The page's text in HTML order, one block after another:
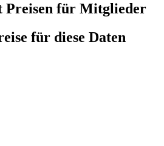
Preisen für Mitglieder
für diese Daten